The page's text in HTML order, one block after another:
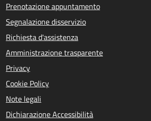
Prenotazione appuntamento
Segnalazione disservizio
Richiesta d'assistenza
Amministrazione trasparente
Privacy
Cookie Policy
Note legali
Dichiarazione Accessibilità